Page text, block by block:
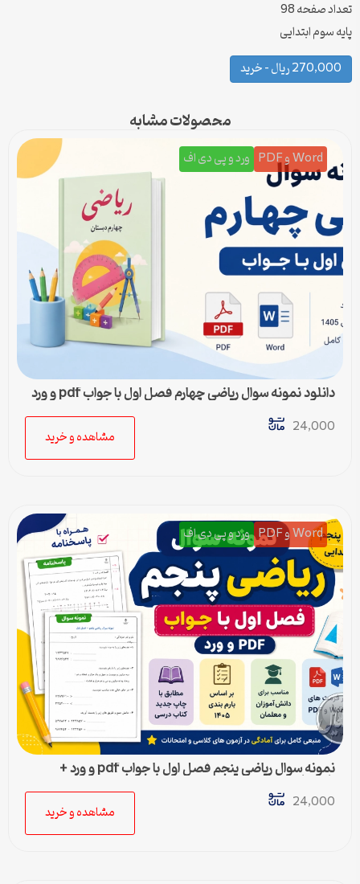
تعداد صفحه 98
پایه سوم ابتدایی
270,000 ریال – خرید
محصولات مشابه
Word و PDF ورد و پی دی اف
دانلود نمونه سوال ریاضی چهارم فصل اول با جواب pdf و ورد
24,000
مشاهده و خرید
Word و PDF ورد و پی دی اف
نمونه سوال ریاضی پنجم فصل اول با جواب pdf و ورد +
پاسخنامه
24,000
مشاهده و خرید